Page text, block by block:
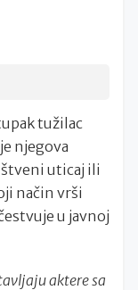
tužilac
njegova
uticaj ili
način vrši
u javnoj
aktere sa